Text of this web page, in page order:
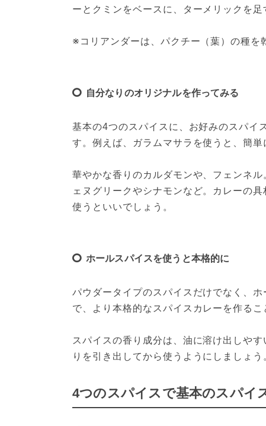
ーとクミンをベースに、ターメリックを
※コリアンダーは、パクチー（葉）の種を
自分なりのオリジナルを作ってみる
基本の4つのスパイスに、お好みのスパイ
す。例えば、ガラムマサラを使うと、簡
華やかな香りのカルダモンや、フェンネ
ェヌグリークやシナモンなど。カレーの
使うといいでしょう。
ホールスパイスを使うと本格的に
パウダータイプのスパイスだけでなく、
で、より本格的なスパイスカレーを作るこ
スパイスの香り成分は、油に溶け出しや
りを引き出してから使うようにしましょう
4つのスパイスで基本のスパイ